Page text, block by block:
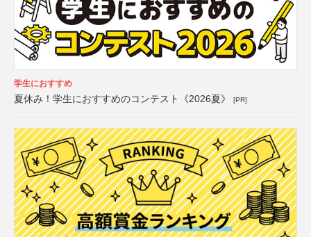
学生におすすめ
夏休み！学生におすすめのコンテスト《2026夏》 [PR]